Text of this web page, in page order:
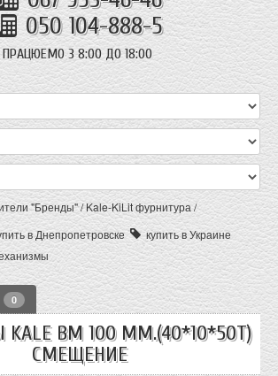
050 104-888-5
ПРАЦЮЕМО З 8:00 ДО 18:00
"Бренды"/Kale-KiLit фурнитура /
в Днепропетровске
купить в Украине
0
BM 100 ММ.(40*10*50Т)
СМЕЩЕНИЕ